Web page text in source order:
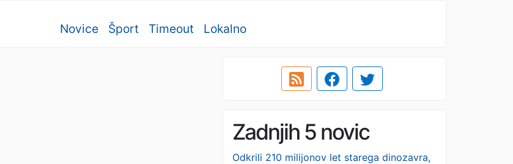
Novice Šport Timeout Lokalno
Zadnjih 5 novic
Odkrili 210 milijonov let starega dinozavra,